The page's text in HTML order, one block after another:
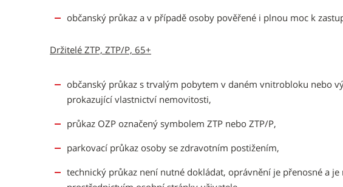
občanský průkaz a v případě osoby pověřené i plnou moc k
Držitelé ZTP, ZTP/P, 65+
občanský průkaz s trvalým pobytem v daném vnitrobloku nebo
prokazující vlastnictví nemovitosti,
průkaz OZP označený symbolem ZTP nebo ZTP/P,
parkovací průkaz osoby se zdravotním postižením,
technický průkaz není nutné dokládat, oprávnění je přenosné a